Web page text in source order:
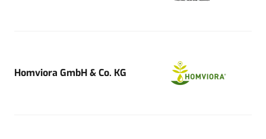
Homviora GmbH & Co. KG